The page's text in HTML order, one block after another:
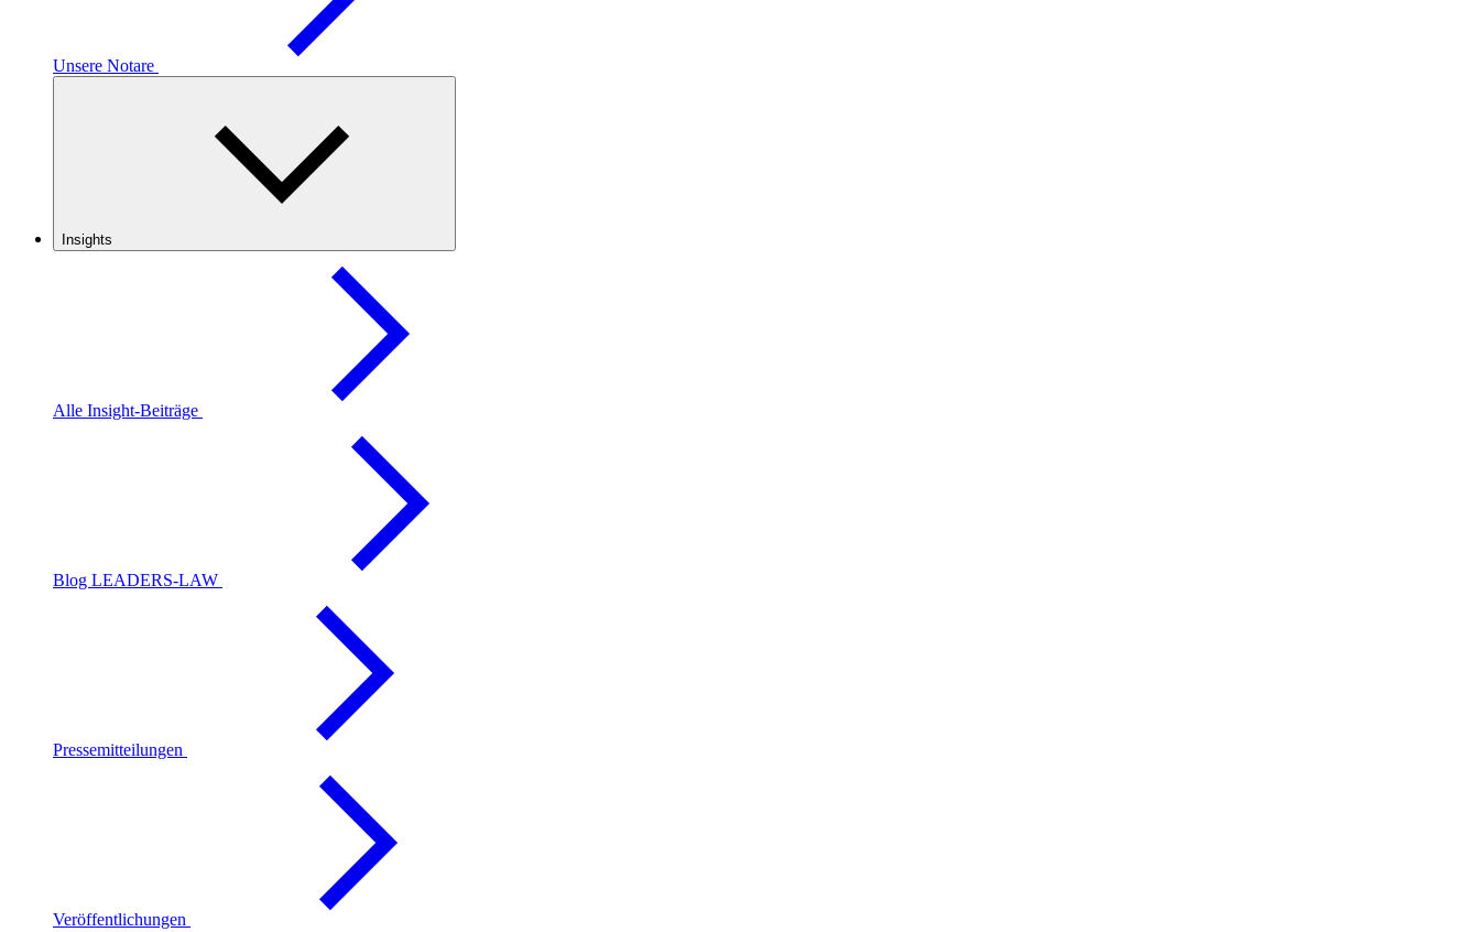
Unsere Notare
Insights
Alle Insight-Beiträge
Blog LEADERS-LAW
Pressemitteilungen
Veröffentlichungen